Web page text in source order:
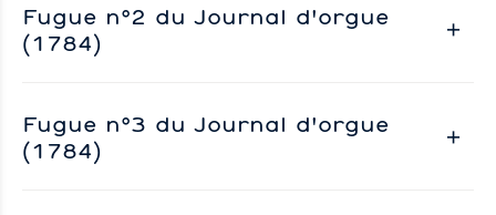
Fugue n°2 du Journal d'orgue
(1784)
Fugue n°3 du Journal d'orgue
(1784)